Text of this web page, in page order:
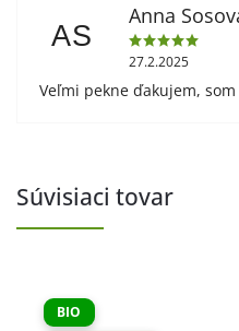
AS
Anna
27.2.2025
Veľmi pekne ďakujem,
Súvisiaci tovar
BIO